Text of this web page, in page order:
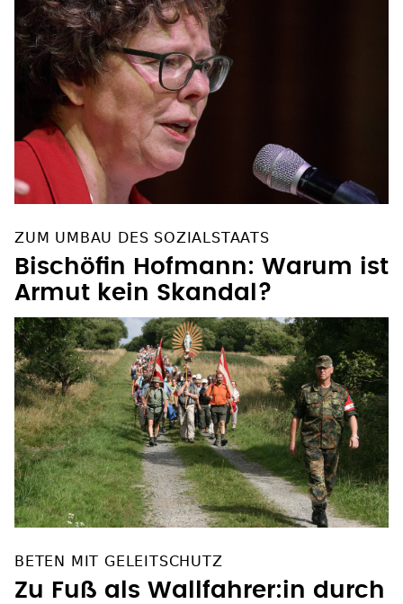
ZUM UMBAU DES SOZIALSTAATS
Bischöfin Hofmann: Warum ist
Armut kein Skandal?
BETEN MIT GELEITSCHUTZ
Zu Fuß als Wallfahrer:in durch